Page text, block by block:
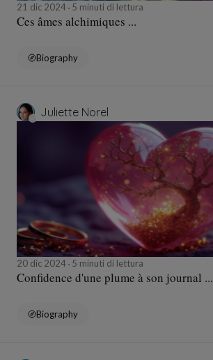
21 dic 2024 5 minuti di lettura
Ces âmes alchimiques ...
Biography
Juliette Norel
20 dic 2024 5 minuti di lettura
Confidence d'une plume à son journal ...
Biography